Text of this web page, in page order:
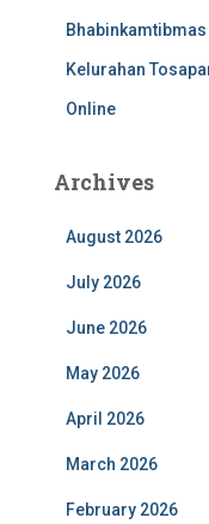
Kelurahan
Online
Archives
August 2026
July 2026
June 2026
May 2026
April 2026
March 2026
February 2026